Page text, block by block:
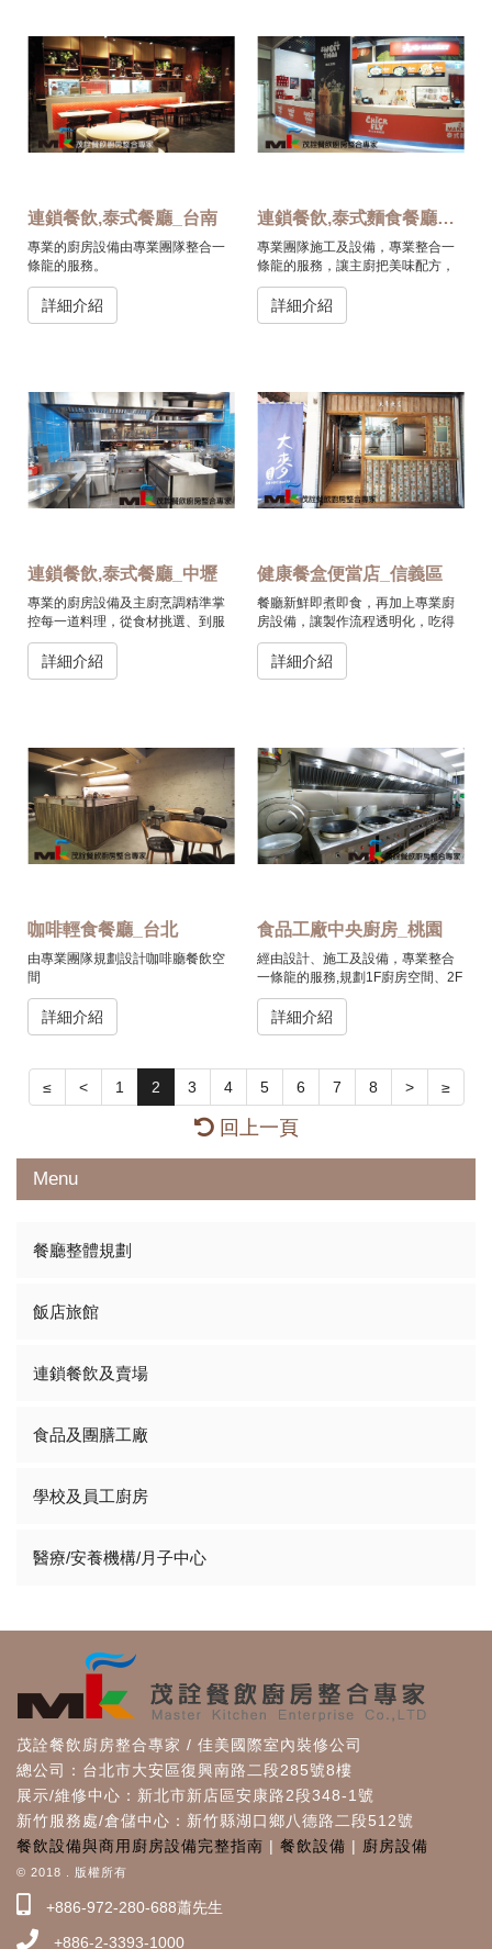
連鎖餐飲,泰式餐廳_台南
專業的廚房設備由專業團隊整合一
條龍的服務。
詳細介紹
連鎖餐飲,泰式麵食餐廳_中壢
專業團隊施工及設備，專業整合一
條龍的服務，讓主廚把美味配方，
慢火熬煮出鮮香絕妙滋味。
詳細介紹
連鎖餐飲,泰式餐廳_中壢
專業的廚房設備及主廚烹調精準掌
控每一道料理，從食材挑選、到服
務上桌，讓您享受到最高品質的泰
式佳餚。
詳細介紹
健康餐盒便當店_信義區
餐廳新鮮即煮即食，再加上專業廚
房設備，讓製作流程透明化，吃得
安心又健康!
詳細介紹
咖啡輕食餐廳_台北
由專業團隊規劃設計咖啡廳餐飲空
間
詳細介紹
食品工廠中央廚房_桃園
經由設計、施工及設備，專業整合
一條龍的服務,規劃1F廚房空間、2F
人員休息的辦公空間。
詳細介紹
≤ < 1 2 3 4 5 6 7 8 > ≥
回上一頁
Menu
餐廳整體規劃
飯店旅館
連鎖餐飲及賣場
食品及團膳工廠
學校及員工廚房
醫療/安養機構/月子中心
茂詮餐飲廚房整合專家 / 佳美國際室內裝修公司
總公司：台北市大安區復興南路二段285號8樓
展示/維修中心：新北市新店區安康路2段348-1號
新竹服務處/倉儲中心：新竹縣湖口鄉八德路二段512號
餐飲設備與商用廚房設備完整指南 | 餐飲設備 | 廚房設備
© 2018 . 版權所有
+886-972-280-688蕭先生
+886-2-3393-1000